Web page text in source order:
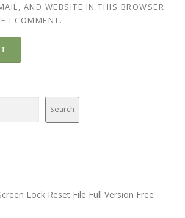
AND WEBSITE IN THIS BROWSER
I COMMENT.
Search
Lock Reset File Full Version Free